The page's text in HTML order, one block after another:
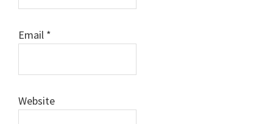
Email *
Website